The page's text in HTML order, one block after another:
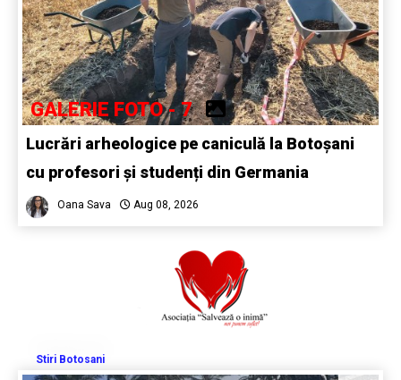
GALERIE FOTO - 7
Lucrări arheologice pe caniculă la Botoșani
cu profesori și studenți din Germania
Oana Sava Aug 08, 2026
Stiri Botosani